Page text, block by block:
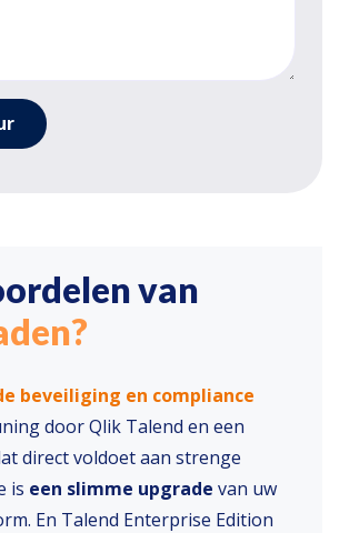
van
beveiliging en compliance
door Qlik Talend en een
direct voldoet aan strenge
is een slimme upgrade van uw
En Talend Enterprise Edition